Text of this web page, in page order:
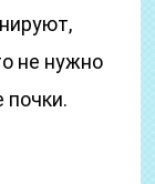
не нужно
почки.